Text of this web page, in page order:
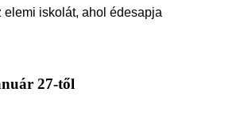
iskolát, ahol édesapja
27-től